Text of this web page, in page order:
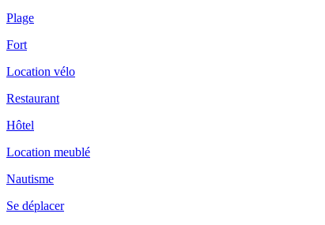
Plage
Fort
Location vélo
Restaurant
Hôtel
Location meublé
Nautisme
Se déplacer